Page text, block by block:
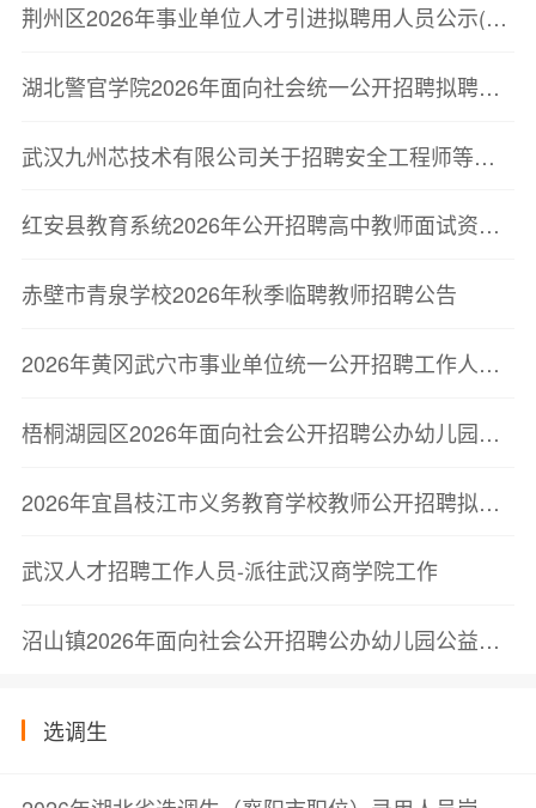
荆州区2026年事业单位人才引进拟聘用人员公示(第二批)
湖北警官学院2026年面向社会统一公开招聘拟聘用人员公示
武汉九州芯技术有限公司关于招聘安全工程师等岗位的公告
红安县教育系统2026年公开招聘高中教师面试资格复审及相关事宜公告
赤壁市青泉学校2026年秋季临聘教师招聘公告
2026年黄冈武穴市事业单位统一公开招聘工作人员管理和通用型专业技术岗位(第一批)、卫健医疗岗位拟聘用人员公示公告
梧桐湖园区2026年面向社会公开招聘公办幼儿园公益性岗位教师公告
2026年宜昌枝江市义务教育学校教师公开招聘拟聘用人员公示公告
武汉人才招聘工作人员-派往武汉商学院工作
沼山镇2026年面向社会公开招聘公办幼儿园公益性岗位专任教师公告
选调生